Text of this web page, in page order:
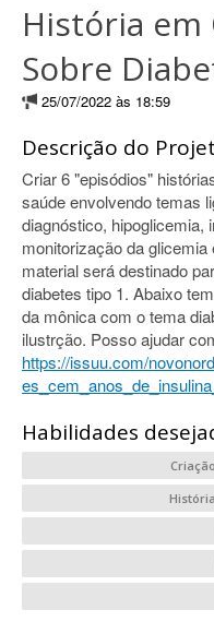
História
Sobre
25/07/2022 às 18:59
Descrição do
Criar 6 "episódios"
saúde envolvendo temas
diagnóstico, hipoglicemia,
monitorização da
material será destinado
diabetes tipo 1. Abaixo
da mônica com o tema
ilustrção. Posso ajudar
https://issuu.com/
Habilidades